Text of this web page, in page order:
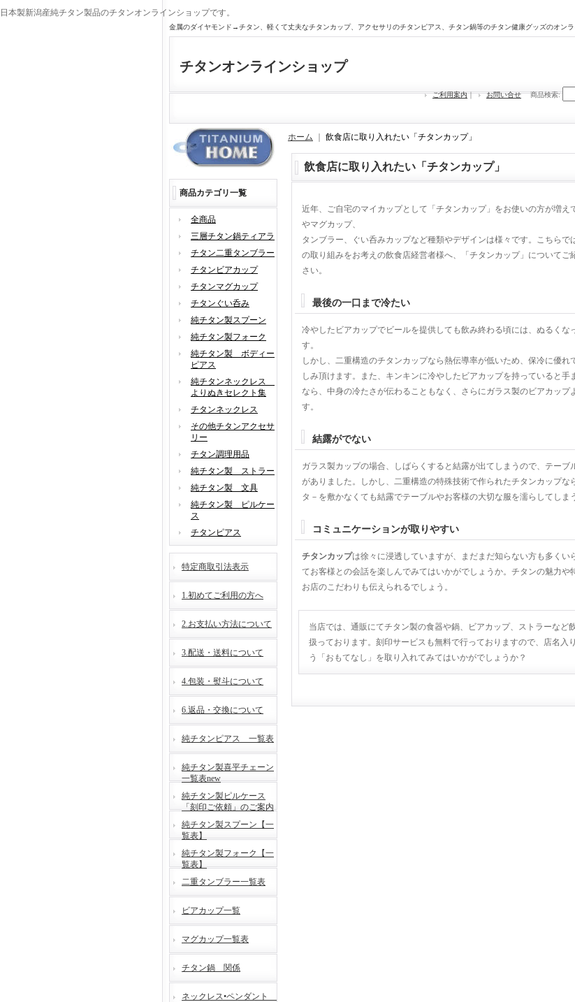
日本製新潟産純チタン製品のチタンオンラインショップです。
金属のダイヤモンド→チタン、軽くて丈夫なチタンカップ、アクセサリのチタンピアス、チタン鍋等のチタン健康グッズのオンラ
チタンオンラインショップ
ご利用案内｜ お問い合せ 商品検索:
商品カテゴリ一覧
全商品
三層チタン鍋ティアラ
チタン二重タンブラー
チタンビアカップ
チタンマグカップ
チタンぐい呑み
純チタン製スプーン
純チタン製フォーク
純チタン製 ボディー
ピアス
純チタンネックレス
よりぬきセレクト集
チタンネックレス
その他チタンアクセサ
リー
チタン調理用品
純チタン製 ストラー
純チタン製 文具
純チタン製 ピルケー
ス
チタンピアス
特定商取引法表示
1.初めてご利用の方へ
2.お支払い方法について
3.配送・送料について
4.包装・熨斗について
6.返品・交換について
純チタンピアス 一覧表
純チタン製喜平チェーン
一覧表new
純チタン製ピルケース
「刻印ご依頼」のご案内
純チタン製スプーン【一
覧表】
純チタン製フォーク【一
覧表】
二重タンブラー一覧表
ビアカップ一覧
マグカップ一覧表
チタン鍋 関係
ネックレス•ペンダント
ホーム 飲食店に取り入れたい「チタンカップ」
飲食店に取り入れたい「チタンカップ」
近年、ご自宅のマイカップとして「チタンカップ」をお使いの方が増
やマグカップ、
タンブラー、ぐい呑みカップなど種類やデザインは様々です。こちら
の取り組みをお考えの飲食店経営者様へ、「チタンカップ」について
さい。
最後の一口まで冷たい
冷やしたビアカップでビールを提供しても飲み終わる頃には、ぬるく
す。
しかし、二重構造のチタンカップなら熱伝導率が低いため、保冷に優
しみ頂けます。また、キンキンに冷やしたビアカップを持っていると
なら、中身の冷たさが伝わることもなく、さらにガラス製のビアカッ
す。
結露がでない
ガラス製カップの場合、しばらくすると結露が出てしまうので、テー
がありました。しかし、二重構造の特殊技術で作られたチタンカップ
タ－を敷かなくても結露でテーブルやお客様の大切な服を濡らしてしま
コミュニケーションが取りやすい
チタンカップは徐々に浸透していますが、まだまだ知らない方も多くい
てお客様との会話を楽しんでみてはいかがでしょうか。チタンの魅力
お店のこだわりも伝えられるでしょう。
当店では、通販にてチタン製の食器や鍋、ビアカップ、ストラーなど
扱っております。刻印サービスも無料で行っておりますので、店名入
う「おもてなし」を取り入れてみてはいかがでしょうか？